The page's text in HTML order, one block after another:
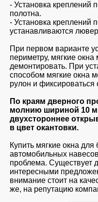
- Установка креплений
полотна.
- Установка креплений
устанавливаются
При первом варианте
периметру, мягкие
демонтировать. При
способом мягкие окна
рулон и
По краям дверного
молнию шириной 10
двухстороннее
в цвет окантовки.
Купить мягкие окна
автомобильных
проблема. Существует
интересными
внимание стоит на
же, на репутацию